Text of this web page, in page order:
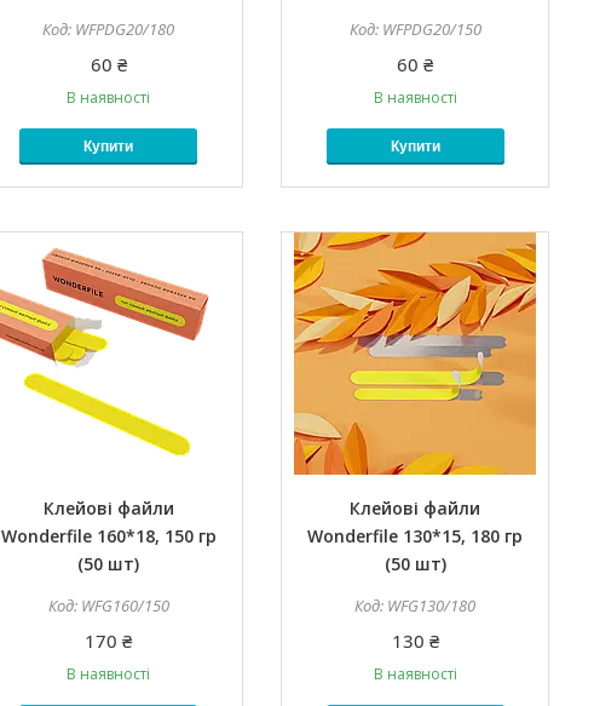
WFPDG20/180
60 ₴
В наявності
Купити
WFPDG20/150
60 ₴
В наявності
Купити
Клейові файли
Wonderfile 160*18, 150 гр
(50 шт)
WFG160/150
170 ₴
В наявності
Клейові файли
Wonderfile 130*15, 180 гр
(50 шт)
WFG130/180
130 ₴
В наявності